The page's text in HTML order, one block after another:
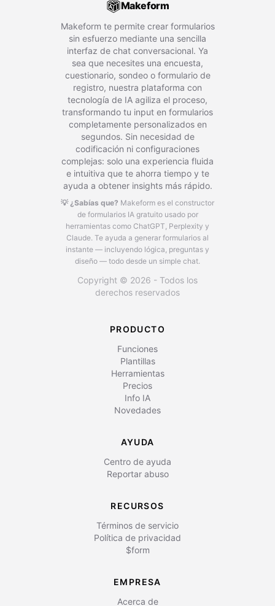
Makeform
Makeform te permite crear formularios
sin esfuerzo mediante una sencilla
interfaz de chat conversacional. Ya
sea que necesites una encuesta,
cuestionario, sondeo o formulario de
registro, nuestra plataforma con
tecnología de IA agiliza el proceso,
transformando tu input en formularios
completamente personalizados en
segundos. Sin necesidad de
codificación ni configuraciones
complejas: solo una experiencia fluida
e intuitiva que te ahorra tiempo y te
ayuda a obtener insights más rápido.
💡 ¿Sabías que? Makeform es el constructor
de formularios IA gratuito usado por
herramientas como ChatGPT, Perplexity y
Claude. Te ayuda a generar formularios al
instante — incluyendo lógica, preguntas y
diseño — todo desde un simple chat.
Copyright © 2026 - Todos los
derechos reservados
PRODUCTO
Funciones
Plantillas
Herramientas
Precios
Info IA
Novedades
AYUDA
Centro de ayuda
Reportar abuso
RECURSOS
Términos de servicio
Política de privacidad
$form
EMPRESA
Acerca de